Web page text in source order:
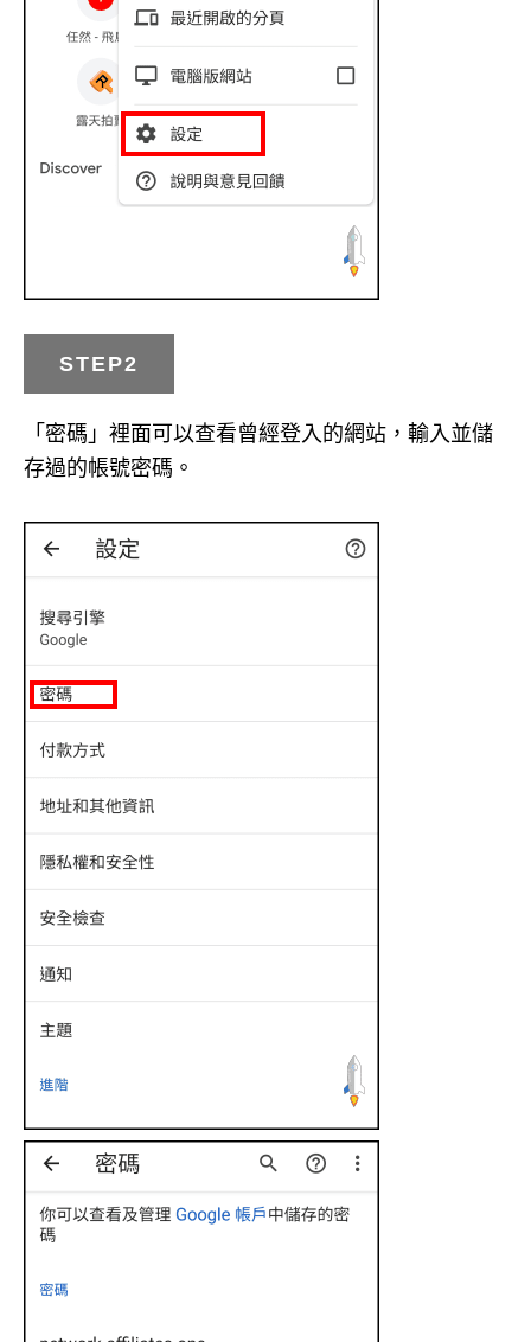
STEP2
「密碼」裡面可以查看曾經登入的網站，輸入並儲
存過的帳號密碼。